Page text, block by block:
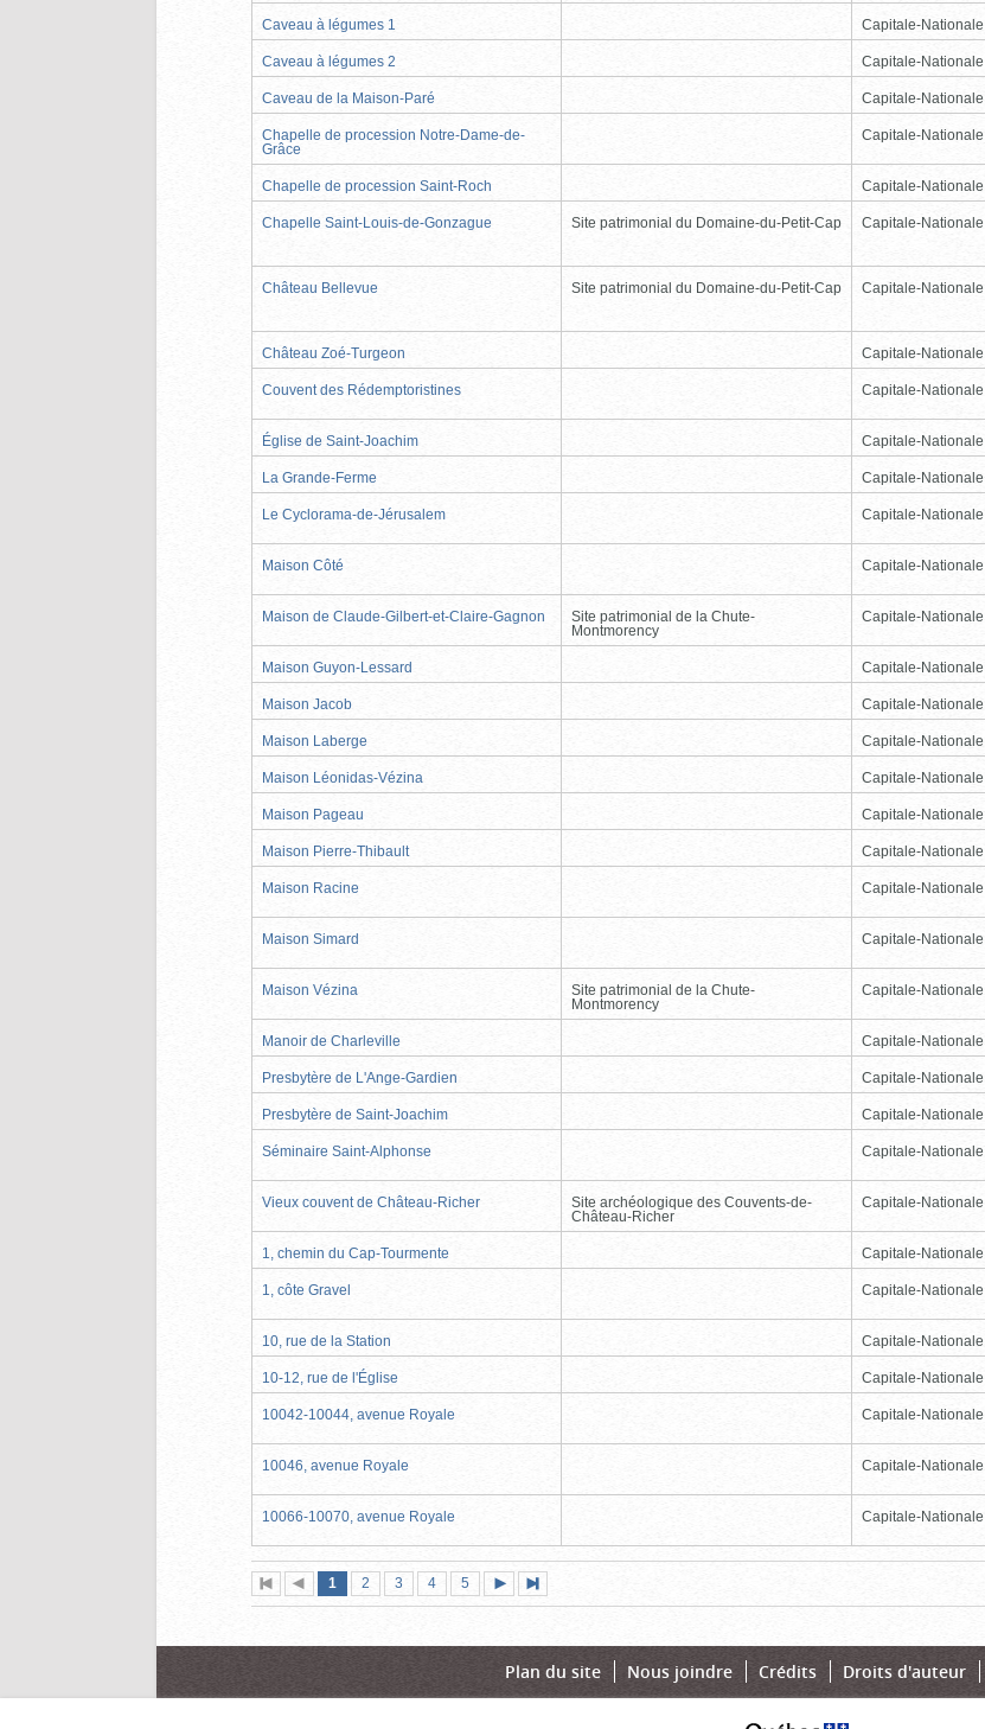
Caveau à légumes 1 Capitale-Nationale
Caveau à légumes 2 Capitale-Nationale
Caveau de la Maison-Paré Capitale-Nationale
Chapelle de procession Notre-Dame-de-
Grâce
Capitale-Nationale
Chapelle de procession Saint-Roch Capitale-Nationale
Chapelle Saint-Louis-de-Gonzague Site patrimonial du Domaine-du-Petit-Cap Capitale-Nationale
Château Bellevue Site patrimonial du Domaine-du-Petit-Cap Capitale-Nationale
Château Zoé-Turgeon Capitale-Nationale
Couvent des Rédemptoristines Capitale-Nationale
Église de Saint-Joachim Capitale-Nationale
La Grande-Ferme Capitale-Nationale
Le Cyclorama-de-Jérusalem Capitale-Nationale
Maison Côté Capitale-Nationale
Maison de Claude-Gilbert-et-Claire-Gagnon
Site patrimonial de la Chute-
Montmorency
Capitale-Nationale
Maison Guyon-Lessard Capitale-Nationale
Maison Jacob Capitale-Nationale
Maison Laberge Capitale-Nationale
Maison Léonidas-Vézina Capitale-Nationale
Maison Pageau Capitale-Nationale
Maison Pierre-Thibault Capitale-Nationale
Maison Racine Capitale-Nationale
Maison Simard Capitale-Nationale
Maison Vézina
Site patrimonial de la Chute-
Montmorency
Capitale-Nationale
Manoir de Charleville Capitale-Nationale
Presbytère de L'Ange-Gardien Capitale-Nationale
Presbytère de Saint-Joachim Capitale-Nationale
Séminaire Saint-Alphonse Capitale-Nationale
Vieux couvent de Château-Richer
Site archéologique des Couvents-de-
Château-Richer
Capitale-Nationale
1, chemin du Cap-Tourmente Capitale-Nationale
1, côte Gravel Capitale-Nationale
10, rue de la Station Capitale-Nationale
10-12, rue de l'Église Capitale-Nationale
10042-10044, avenue Royale Capitale-Nationale
10046, avenue Royale Capitale-Nationale
10066-10070, avenue Royale Capitale-Nationale
Première
page
Page
précédente
Page
1 (page
actuelle)
Page
2 Page
3 Page
4 Page
5
suivante
page
Plan du site Nous joindre Crédits Droits d'auteur